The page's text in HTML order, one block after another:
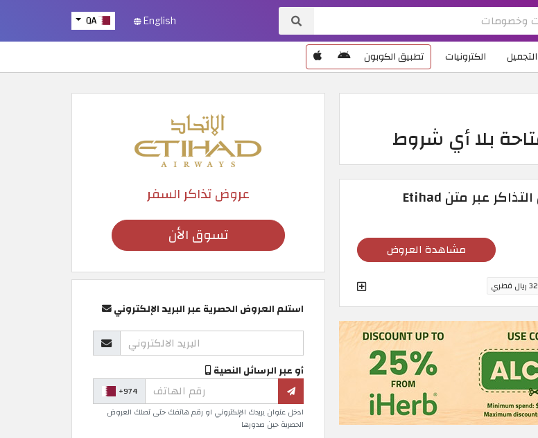
QA English
التجميل الكترونيات تطبيق الكوبون
كود خصم طيران الاتحاد 10% | شامل التذاكر عبر متن Etihad
مشاهدة العروض
32 ريال قطري
عروض تذاكر السفر
تسوق الأن
استلم العروض الحصرية عبر البريد الإلكتروني
أو عبر الرسائل النصية
+974
ادخل عنوان بريدك الإلكتروني او رقم هاتفك حتى تصلك العروض
الحصرية حين صدورها